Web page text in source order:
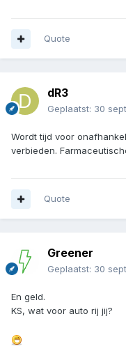
Quote
dR3
Geplaatst: 30
Wordt tijd voor
verbieden.
Quote
Greener
Geplaatst: 30
En geld.
KS, wat voor auto rij jij?